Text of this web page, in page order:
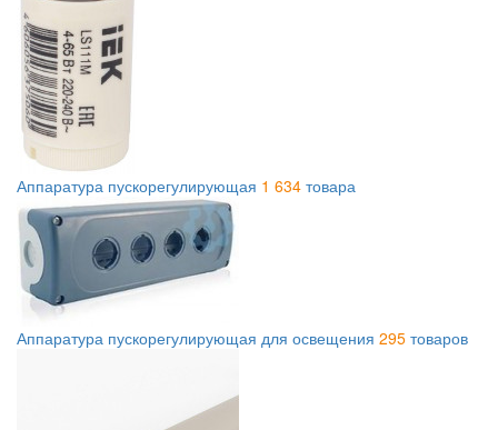
Аппаратура пускорегулирующая 1 634 товара
Аппаратура пускорегулирующая для освещения 295 товаров